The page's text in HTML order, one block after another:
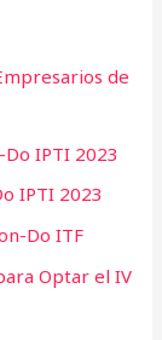
de
IPTI 2023
IPTI 2023
Do ITF
Optar el IV